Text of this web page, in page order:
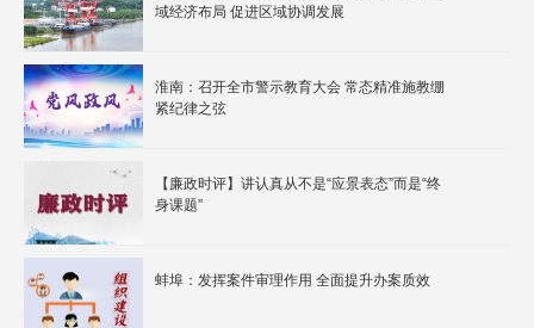
域经济布局 促进区域协调发展
淮南：召开全市警示教育大会 常态精准施教绷
紧纪律之弦
【廉政时评】讲认真从不是“应景表态”而是“终
身课题”
蚌埠：发挥案件审理作用 全面提升办案质效